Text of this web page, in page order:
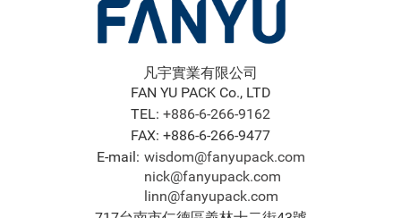
凡宇實業有限公司
FAN YU PACK Co., LTD
TEL: +886-6-266-9162
FAX: +886-6-266-9477
E-mail: wisdom@fanyupack.com
nick@fanyupack.com
linn@fanyupack.com